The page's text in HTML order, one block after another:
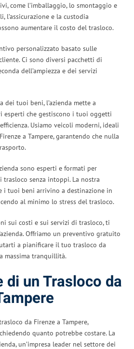
come l’imballaggio, lo smontaggio e
l’assicurazione e la custodia
aumentare il costo del trasloco.
personalizzato basato sulle
Ci sono diversi pacchetti di
dell’ampiezza e dei servizi
dei tuoi beni, l’azienda mette a
esperti che gestiscono i tuoi oggetti
Usiamo veicoli moderni, ideali
a Tampere, garantendo che nulla
sono esperti e formati per
trasloco senza intoppi. La nostra
i tuoi beni arrivino a destinazione in
al minimo lo stress del trasloco.
sui costi e sui servizi di trasloco, ti
Offriamo un preventivo gratuito
a pianificare il tuo trasloco da
massima tranquillità.
di un Trasloco da
da Firenze a Tampere,
quanto potrebbe costare. La
un’impresa leader nel settore dei